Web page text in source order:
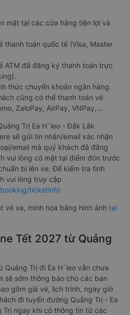
mặt tại các cửa hàng tiện lợi và
thanh toán quốc tế (Visa, Master
ATM đã đăng ký thanh toán trực
thức chuyển khoản ngân hàng.
cũng có thể thanh toán vé
ZaloPay, AirPay, VNPay,…
Trị Ea H`leo - Đắk Lắk
sẽ gửi tin nhắn/email xác nhận
email mà quý khách đã đăng
vui lòng có mặt tại điểm đón trước
bị lên xe. Để kiểm tra tình
vui lòng truy cập
ticketinfo
vé xe, minh họa bằng hình ảnh tại
Tết 2027 từ Quảng
Quảng Trị đi Ea H`leo vẫn chưa
sẽ sớm thông báo cho các bạn
gồm giá vé, lịch trình, ngày giờ
đi tuyến đường Quảng Trị - Ea
Trị ngay khi có thông tin từ các